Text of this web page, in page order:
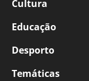
Cultura
Educação
Desporto
Temáticas